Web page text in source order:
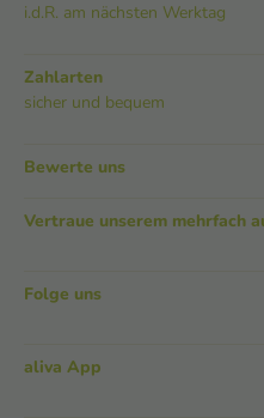
i.d.R. am nächsten Werktag
Zahlarten
sicher und bequem
Bewerte uns
Vertraue unserem mehrfach
Folge uns
aliva App